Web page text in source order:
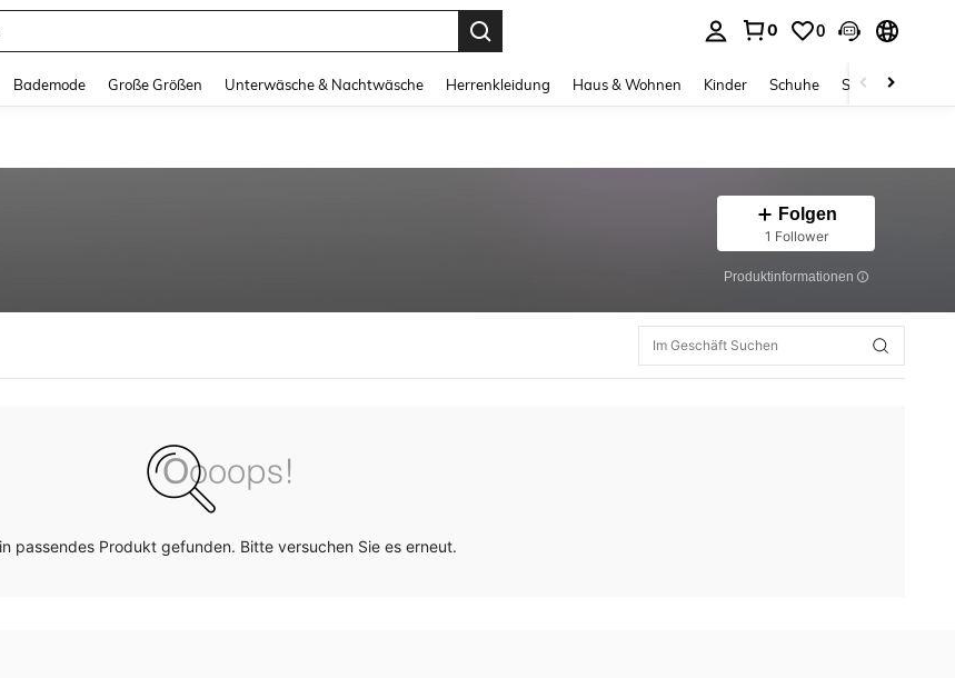
0 0
Bademode Große Größen Unterwäsche & Nachtwäsche Herrenkleidung Haus & Wohnen Kinder Schuhe Schmuck &
Folgen
1 Follower
Produktinformationen
passendes Produkt gefunden. Bitte versuchen Sie es erneut.